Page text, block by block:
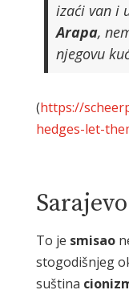
izaći van i
Arapa,
njegovu
(https://
hedges-let-
To je smisao
stogodišnjeg
suština